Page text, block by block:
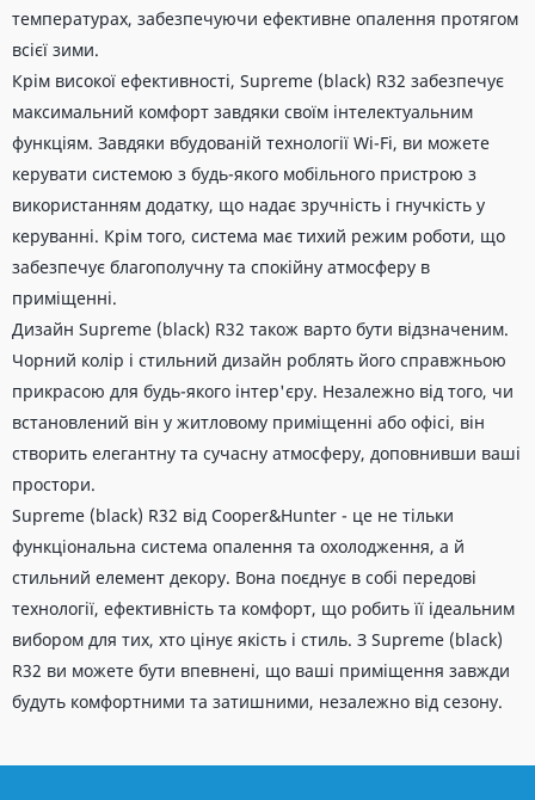
температурах, забезпечуючи ефективне опалення протягом
всієї зими.
Крім високої ефективності, Supreme (black) R32 забезпечує
максимальний комфорт завдяки своїм інтелектуальним
функціям. Завдяки вбудованій технології Wi-Fi, ви можете
керувати системою з будь-якого мобільного пристрою з
використанням додатку, що надає зручність і гнучкість у
керуванні. Крім того, система має тихий режим роботи, що
забезпечує благополучну та спокійну атмосферу в
приміщенні.
Дизайн Supreme (black) R32 також варто бути відзначеним.
Чорний колір і стильний дизайн роблять його справжньою
прикрасою для будь-якого інтер'єру. Незалежно від того, чи
встановлений він у житловому приміщенні або офісі, він
створить елегантну та сучасну атмосферу, доповнивши ваші
простори.
Supreme (black) R32 від Cooper&Hunter - це не тільки
функціональна система опалення та охолодження, а й
стильний елемент декору. Вона поєднує в собі передові
технології, ефективність та комфорт, що робить її ідеальним
вибором для тих, хто цінує якість і стиль. З Supreme (black)
R32 ви можете бути впевнені, що ваші приміщення завжди
будуть комфортними та затишними, незалежно від сезону.